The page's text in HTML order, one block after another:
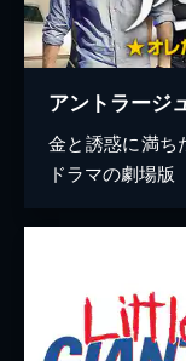
金と誘惑に満ち
ドラマの劇場版